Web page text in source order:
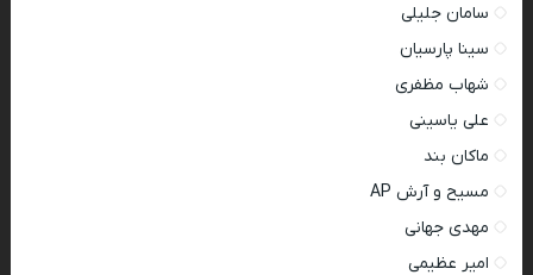
سامان جلیلی
سینا پارسیان
شهاب مظفری
علی یاسینی
ماکان بند
مسیح و آرش AP
مهدی جهانی
امیر عظیمی